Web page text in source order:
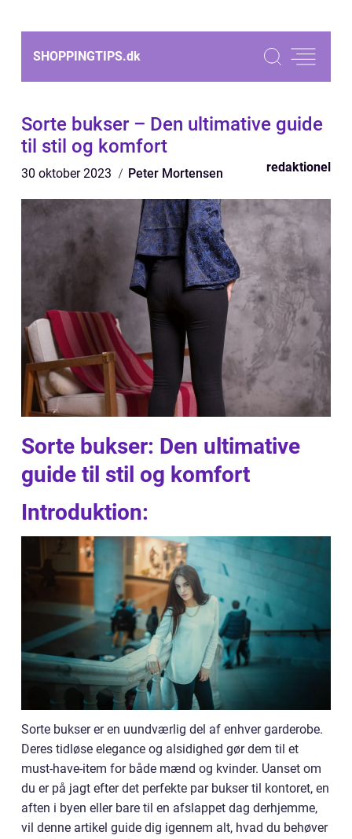
SHOPPINGTIPS.dk
Sorte bukser – Den ultimative guide
til stil og komfort
30 oktober 2023 Peter Mortensen redaktionel
Sorte bukser: Den ultimative
guide til stil og komfort
Introduktion:
Sorte bukser er en uundværlig del af enhver garderobe.
Deres tidløse elegance og alsidighed gør dem til et
must-have-item for både mænd og kvinder. Uanset om
du er på jagt efter det perfekte par bukser til kontoret, en
aften i byen eller bare til en afslappet dag derhjemme,
vil denne artikel guide dig igennem alt, hvad du behøver